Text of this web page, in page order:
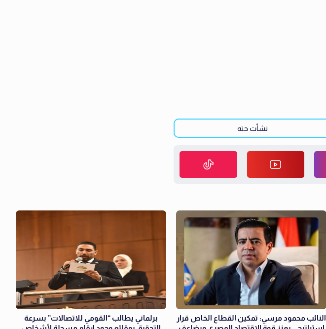
نشأت حته
النائب محمود مرسي: تمكين القطاع الخاص قرار
برلماني يطالب “القومي للاتصالات” بسرعة